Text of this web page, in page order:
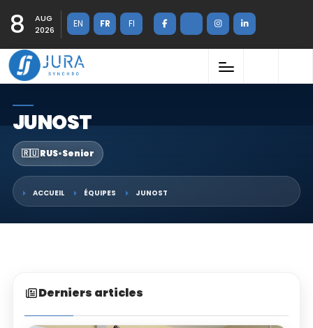
8
AUG
2026
EN FR FI
JUNOST
🇷🇺 RUS•Senior
ACCUEIL ÉQUIPES JUNOST
Derniers articles